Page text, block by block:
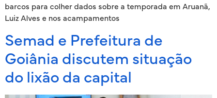
barcos para colher dados sobre a temporada em Aruanã,
Luiz Alves e nos acampamentos
Semad e Prefeitura de
Goiânia discutem situação
do lixão da capital